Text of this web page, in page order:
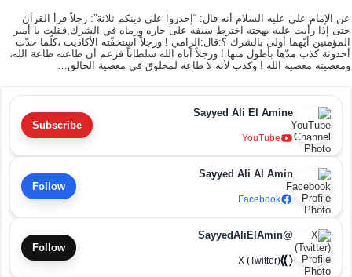
عن الإمام علي عليه السلام أنه قال: “إحذروا على دينكم ثلاثة”: رجلاً قرأ القرآن
حتى إذا رأيت عليه بهجته اخترط سيفه على جاره ورماه في الشرك,فقلت يا أمير
المؤمنين أيّهما أولى بالشرك ؟:قال:الرامي ! ورجلاً استخفّته الأكاذيب ،كلّما حدّث
أحدوثة كذب مدّها بأطول منها ! ورجلاً آتاه الله سلطاناً فزعم أن طاعته طاعة الله،
ومعصيته معصية الله ! وكذب لأنه لا طاعة لمخلوق في معصية الخالق…
Sayyed Ali El Amine
YouTube
Subscribe
Sayyed Ali Al Amin
Facebook
Follow
@SayyedAliElAmin
X (Twitter)
Follow